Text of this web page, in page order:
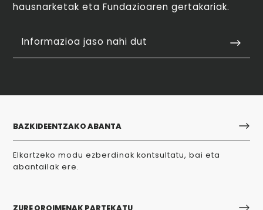
hausnarketak eta Fundazioaren gertakariak.
Informazioa jaso nahi dut
BAZKIDEENTZAKO ABANTA
Elkartzeko modu ezberdinak kontsultatu, bai eta
abantailak ere.
ZURE OROIMENAK PARTEKATU